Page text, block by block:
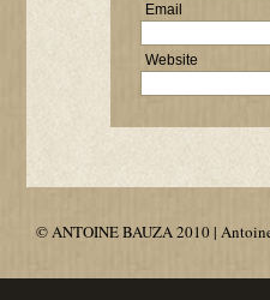
Email
Website
© ANTOINE BAUZA 2010 |